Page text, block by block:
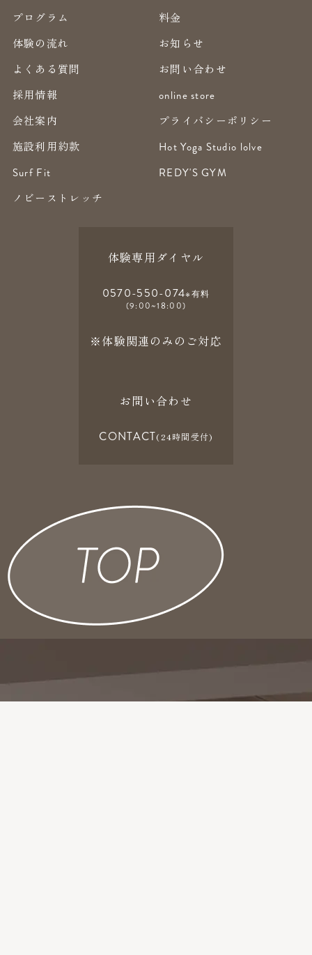
プログラム
料金
体験の流れ
お知らせ
よくある質問
お問い合わせ
採用情報
online store
会社案内
プライバシーポリシー
施設利用約款
Hot Yoga Studio lolve
Surf Fit
REDY'S GYM
ノビーストレッチ
体験専用ダイヤル
0570-550-074※有料
(9:00~18:00)
※体験関連のみのご対応
お問い合わせ
CONTACT(24時間受付)